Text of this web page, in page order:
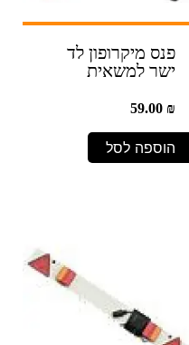
פנס מיקרופון לד
ישר למשאית
59.00₪
הוספה לסל